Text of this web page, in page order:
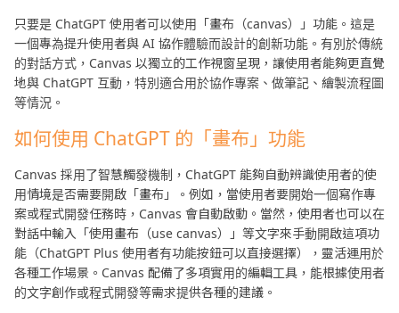
只要是 ChatGPT 使用者可以使用「畫布（canvas）」功能。這是
一個專為提升使用者與 AI 協作體驗而設計的創新功能。有別於傳統
的對話方式，Canvas 以獨立的工作視窗呈現，讓使用者能夠更直覺
地與 ChatGPT 互動，特別適合用於協作專案、做筆記、繪製流程圖
等情況。
如何使用 ChatGPT 的「畫布」功能
Canvas 採用了智慧觸發機制，ChatGPT 能夠自動辨識使用者的使
用情境是否需要開啟「畫布」。例如，當使用者要開始一個寫作專
案或程式開發任務時，Canvas 會自動啟動。當然，使用者也可以在
對話中輸入「使用畫布（use canvas）」等文字來手動開啟這項功
能（ChatGPT Plus 使用者有功能按鈕可以直接選擇），靈活運用於
各種工作場景。Canvas 配備了多項實用的編輯工具，能根據使用者
的文字創作或程式開發等需求提供各種的建議。